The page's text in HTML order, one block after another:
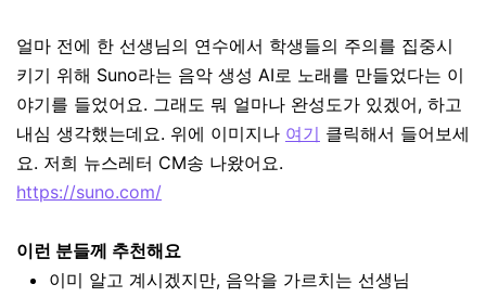
얼마 전에 한 선생님의 연수에서 학생들의 주의를 집중시
키기 위해 Suno라는 음악 생성 AI로 노래를 만들었다는 이
야기를 들었어요. 그래도 뭐 얼마나 완성도가 있겠어, 하고
내심 생각했는데요. 위에 이미지나 여기 클릭해서 들어보세
요. 저희 뉴스레터 CM송 나왔어요.
https://suno.com/
이런 분들께 추천해요
이미 알고 계시겠지만, 음악을 가르치는 선생님